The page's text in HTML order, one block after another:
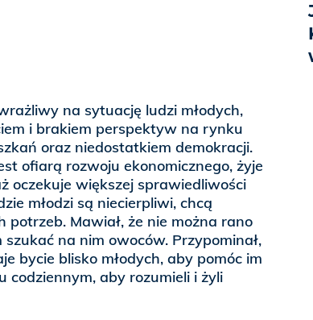
na sytuację ludzi młodych,
i brakiem perspektyw na rynku
oraz niedostatkiem demokracji.
ofiarą rozwoju ekonomicznego, żyje
oczekuje większej sprawiedliwości
młodzi są niecierpliwi, chcą
potrzeb. Mawiał, że nie można rano
na nim owoców. Przypominał,
bycie blisko młodych, aby pomóc im
codziennym, aby rozumieli i żyli